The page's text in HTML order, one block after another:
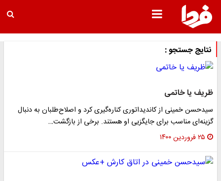
نتایج جستجو :
ظریف یا خاتمی
سیدحسن خمینی از کاندیداتوری کناره‌گیری کرد و اصلاح‌طلبان به دنبال
گزینه‌ای مناسب برای جایگزیی او هستند. برخی از بازگشت…
۲۵ فروردین ۱۴۰۰